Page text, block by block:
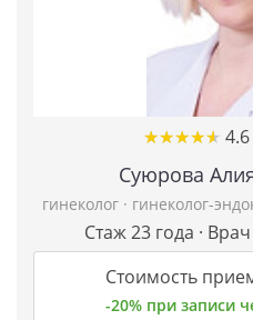
★★★★★
★★★★★ 4.6
Суюрова
гинеколог · гинеколог-
Стаж 23 года ·
Стоимость
-20% при записи